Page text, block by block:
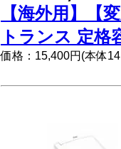
【海外用】【
トランス 定
価格：15,400円(本体